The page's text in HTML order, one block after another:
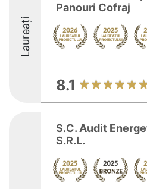
Laureați
Panouri Cofraj
8.1
S.C. Audit
S.R.L.